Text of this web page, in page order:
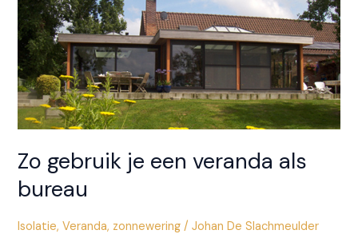
leefveranda
Zo gebruik je een veranda als
bureau
Isolatie,Veranda, zonnewering /Johan De Slachmeulder